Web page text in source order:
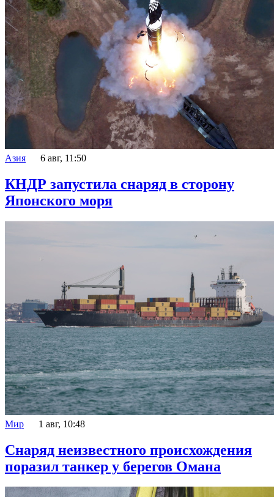
Азия 6 авг, 11:50
КНДР запустила снаряд в сторону
Японского моря
Мир 1 авг, 10:48
Снаряд неизвестного происхождения
поразил танкер у берегов Омана